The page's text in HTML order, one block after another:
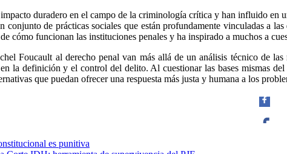
duradero en el campo de la criminología crítica y han influido en
conjunto de prácticas sociales que están profundamente vinculadas a
cómo funcionan las instituciones penales y ha inspirado a muchos a
Foucault al derecho penal van más allá de un análisis técnico de
la definición y el control del delito. Al cuestionar las bases mismas
que puedan ofrecer una respuesta más justa y humana a los
es punitiva